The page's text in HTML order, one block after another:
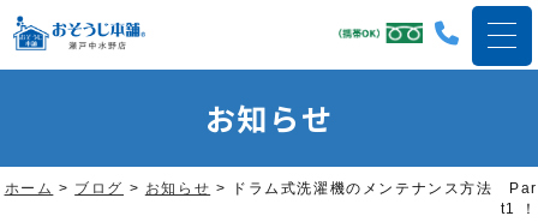
お知らせ
ホーム > ブログ > お知らせ >
ドラム式洗濯機のメンテナンス方法 Par
t1 ！